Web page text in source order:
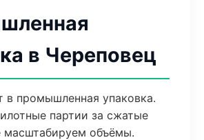
в Череповец
в промышленная упаковка.
партии за сжатые
масштабируем объёмы.